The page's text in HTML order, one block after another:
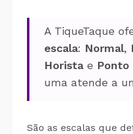
A TiqueTaque
escala: Normal,
Horista e Ponto
uma atende a
São as escalas que